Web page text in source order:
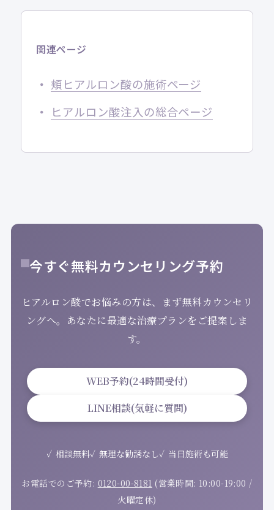
関連ページ
頬ヒアルロン酸の施術ページ
ヒアルロン酸注入の総合ページ
今すぐ無料カウンセリング予約
ヒアルロン酸でお悩みの方は、まず無料カウンセリ
ングへ。あなたに最適な治療プランをご提案しま
す。
WEB予約(24時間受付)
LINE相談(気軽に質問)
相談無料 無理な勧誘なし 当日施術も可能
お電話でのご予約: 0120-00-8181 (営業時間: 10:00-19:00 /
火曜定休)